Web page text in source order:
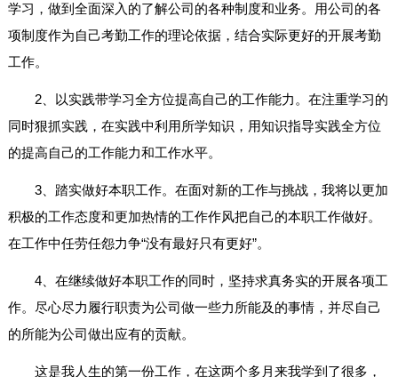
学习，做到全面深入的了解公司的各种制度和业务。用公司的各
项制度作为自己考勤工作的理论依据，结合实际更好的开展考勤
工作。
2、以实践带学习全方位提高自己的工作能力。在注重学习的
同时狠抓实践，在实践中利用所学知识，用知识指导实践全方位
的提高自己的工作能力和工作水平。
3、踏实做好本职工作。在面对新的工作与挑战，我将以更加
积极的工作态度和更加热情的工作作风把自己的本职工作做好。
在工作中任劳任怨力争“没有最好只有更好”。
4、在继续做好本职工作的同时，坚持求真务实的开展各项工
作。尽心尽力履行职责为公司做一些力所能及的事情，并尽自己
的所能为公司做出应有的贡献。
这是我人生的第一份工作，在这两个多月来我学到了很多，